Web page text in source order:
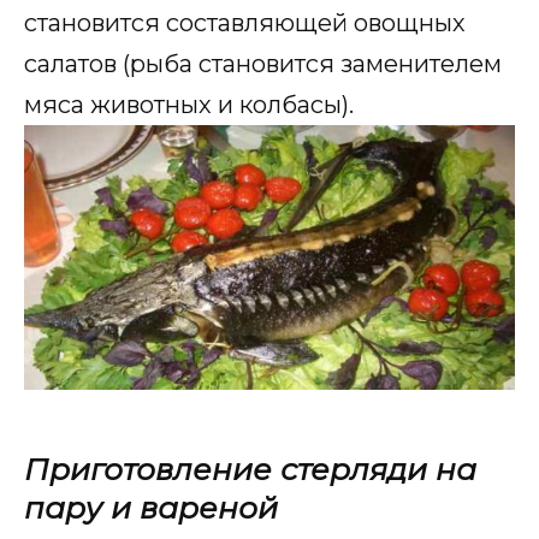
становится составляющей овощных
салатов (рыба становится заменителем
мяса животных и колбасы).
Приготовление стерляди на
пару и вареной